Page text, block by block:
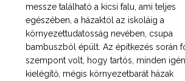
messze található a kicsi falu, ami teljes
egészében, a házaktól az iskoláig a
környezettudatosság nevében, csupa
bambuszból épült. Az építkezés során
szempont volt, hogy tartós, minden
kielégítő, mégis környezetbarát házak